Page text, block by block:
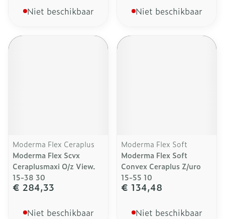
Niet beschikbaar Niet beschikbaar
Moderma Flex Ceraplus
Moderma Flex Scvx
Ceraplusmaxi O/z View.
15-38 30
€ 284,33
Niet beschikbaar
Moderma Flex Soft
Moderma Flex Soft
Convex Ceraplus Z/uro
15-55 10
€ 134,48
Niet beschikbaar